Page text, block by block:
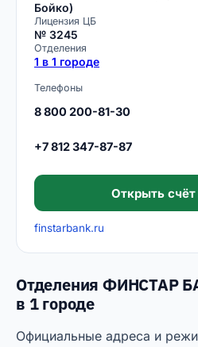
Бойко)
Лицензия ЦБ
№ 3245
Отделения
1 в 1 городе
Телефоны
8 800 200-81-30
+7 812 347-87-87
Открыть счёт
finstarbank.ru
Отделения ФИНСТАР
в 1 городе
Официальные адреса и